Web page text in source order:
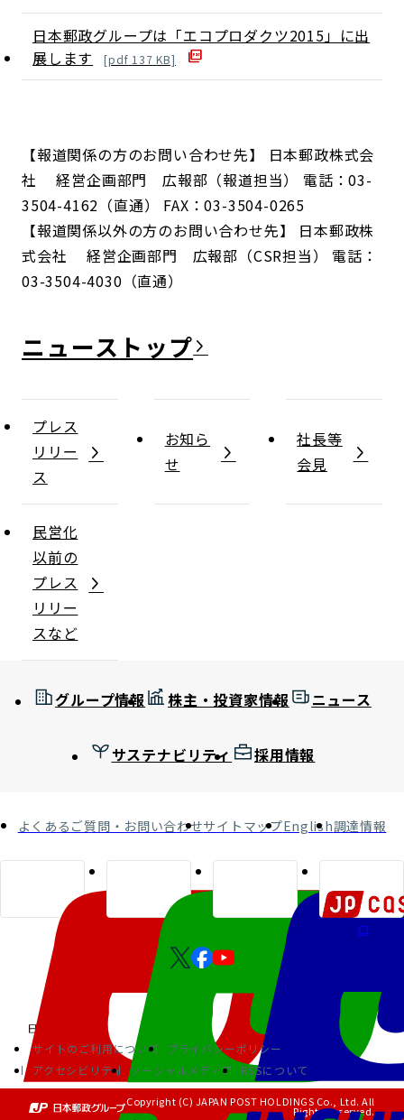
日本郵政グループは「エコプロダクツ2015」に出
展します
[pdf 137 KB]
【報道関係の方のお問い合わせ先】 日本郵政株式会
社 経営企画部門 広報部（報道担当） 電話：03-
3504-4162（直通） FAX：03-3504-0265
【報道関係以外の方のお問い合わせ先】 日本郵政株
式会社 経営企画部門 広報部（CSR担当） 電話：
03-3504-4030（直通）
ニュース
プレス
リリー
ス
お知ら
せ
社長等
会見
民営化
以前の
プレス
リリー
スなど
グループ情報 株主・投資家情報 ニュース
サステナビリティ 採用情報
よくあるご質問・お問い合わせサイトマップEnglish調達情報
サイトのご利用について
プライバシーポリシー
アクセシビリティ
ソーシャルメディア RSSについて
Copyright (C) JAPAN POST HOLDINGS Co., Ltd. All
Rights Reserved.